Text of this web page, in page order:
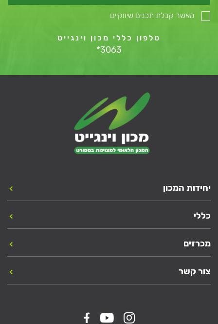
מאשר קבלת תכנים שיווקיים
טלפון כללי מכון וינגייט
*3063
יחידות המכון
כללי
מכרזים
צור קשר